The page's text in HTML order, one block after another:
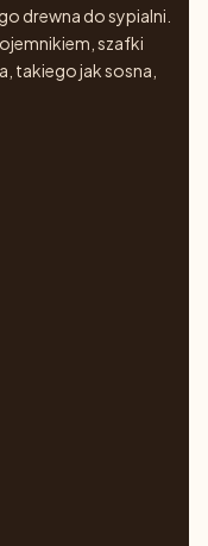
drewna do sypialni.
szafki
takiego jak sosna,